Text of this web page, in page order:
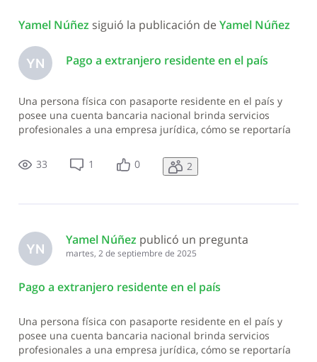
Yamel Núñez siguió la publicación de Yamel Núñez
YN Pago a extranjero residente en el país
Una persona física con pasaporte residente en el país y
posee una cuenta bancaria nacional brinda servicios
profesionales a una empresa jurídica, cómo se reportaría
como una remesa.
33 1 0 2
YN
Yamel Núñez publicó un pregunta
martes, 2 de septiembre de 2025
Pago a extranjero residente en el país
Una persona física con pasaporte residente en el país y
posee una cuenta bancaria nacional brinda servicios
profesionales a una empresa jurídica, cómo se reportaría